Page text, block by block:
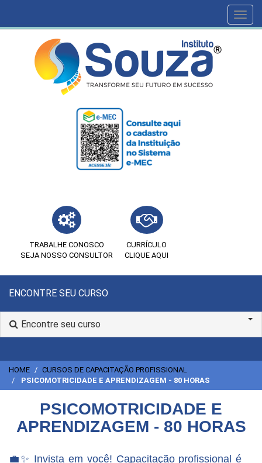
TRABALHE CONOSCO
SEJA NOSSO CONSULTOR
CURRÍCULO
CLIQUE AQUI
ENCONTRE SEU CURSO
Encontre seu curso
HOME
CURSOS DE CAPACITAÇÃO PROFISSIONAL
PSICOMOTRICIDADE E APRENDIZAGEM - 80 HORAS
PSICOMOTRICIDADE E
APRENDIZAGEM - 80 HORAS
💼✨ Invista em você! Capacitação profissional é